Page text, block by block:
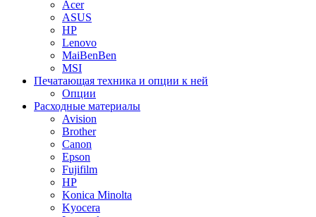
Acer
ASUS
HP
Lenovo
MaiBenBen
MSI
Печатающая техника и опции к ней
Опции
Расходные материалы
Avision
Brother
Canon
Epson
Fujifilm
HP
Konica Minolta
Kyocera